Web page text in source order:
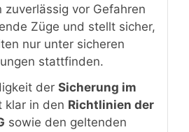
zuverlässig vor Gefahren
Züge und stellt sicher,
nur unter sicheren
stattfinden.
der Sicherung im
klar in den Richtlinien der
sowie den geltenden